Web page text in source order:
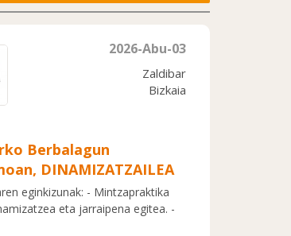
2026-Abu-03
Zaldibar
Bizkaia
Berbalagun
DINAMIZATZAILEA
eginkizunak: - Mintzapraktika
eta jarraipena egitea. -